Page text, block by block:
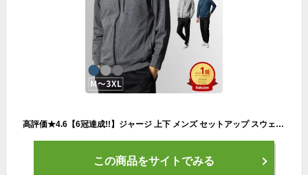
高評価★4.6【6冠達成!!】ジャージ 上下 メンズ セットアップ スウェット 春秋 長袖 部屋着 スポーツウェア ジム ランニングウェア トレーニング M～3XL [日本企業企画]【着心地抜群】【最大クーポン500円】【正規品】【お試し返品可能】
この商品をサイトでみる